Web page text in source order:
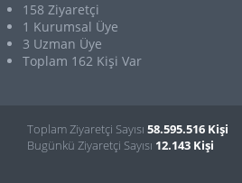
158 Ziyaretçi
1 Kurumsal Üye
3 Uzman Üye
Toplam 162 Kişi Var
Toplam Ziyaretçi Sayısı 58.595.516 Kişi
Bugünkü Ziyaretçi Sayısı 12.143 Kişi